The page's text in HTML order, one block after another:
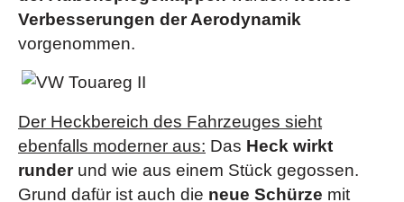
Verbesserungen der Aerodynamik
vorgenommen.
Der Heckbereich des Fahrzeuges sieht
ebenfalls moderner aus: Das Heck wirkt
runderund wie aus einem Stück gegossen.
Grund dafür ist auch die neue Schürze mit